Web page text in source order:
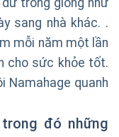
trông giống như
sang nhà khác. .
mỗi năm một lần
cho sức khỏe tốt.
Namahage quanh
trong đó những